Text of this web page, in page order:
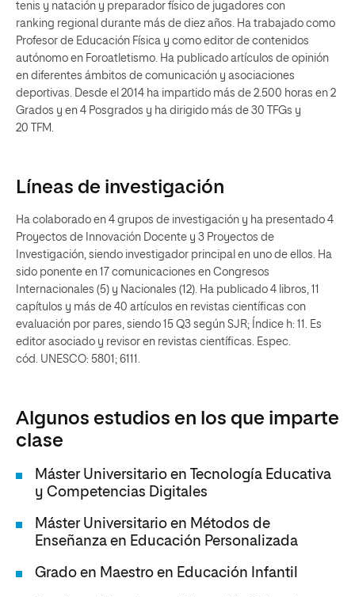
tenis y natación y preparador físico de jugadores con
ranking regional durante más de diez años. Ha trabajado como
Profesor de Educación Física y como editor de contenidos
autónomo en Foroatletismo. Ha publicado artículos de opinión
en diferentes ámbitos de comunicación y asociaciones
deportivas. Desde el 2014 ha impartido más de 2.500 horas en 2
Grados y en 4 Posgrados y ha dirigido más de 30 TFGs y
20 TFM.
Líneas de investigación
Ha colaborado en 4 grupos de investigación y ha presentado 4
Proyectos de Innovación Docente y 3 Proyectos de
Investigación, siendo investigador principal en uno de ellos. Ha
sido ponente en 17 comunicaciones en Congresos
Internacionales (5) y Nacionales (12). Ha publicado 4 libros, 11
capítulos y más de 40 artículos en revistas científicas con
evaluación por pares, siendo 15 Q3 según SJR; Índice h: 11. Es
editor asociado y revisor en revistas científicas. Espec.
cód. UNESCO: 5801; 6111.
Algunos estudios en los que imparte
clase
Máster Universitario en Tecnología Educativa
y Competencias Digitales
Máster Universitario en Métodos de
Enseñanza en Educación Personalizada
Grado en Maestro en Educación Infantil